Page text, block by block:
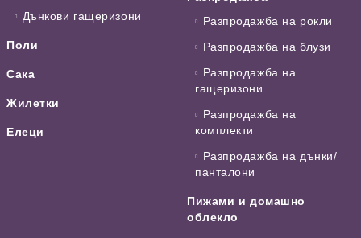
Дънкови гащеризони
Поли
Сака
Жилетки
Елеци
Разпродажба на рокли
Разпродажба на блузи
Разпродажба на
гащеризони
Разпродажба на
комплекти
Разпродажба на дънки/
панталони
Пижами и домашно
облекло